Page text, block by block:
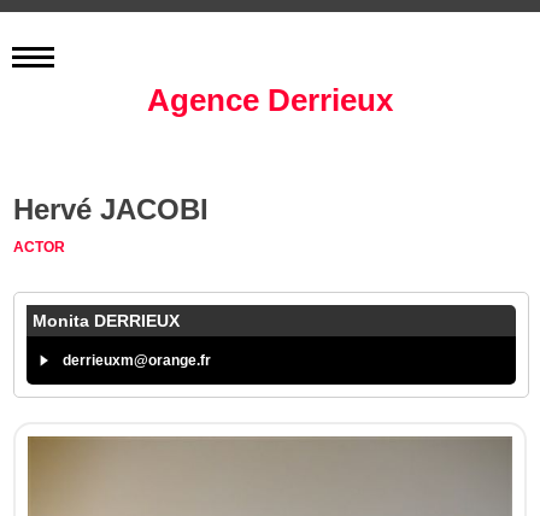
Agence Derrieux
Hervé JACOBI
ACTOR
Monita DERRIEUX
derrieuxm@orange.fr